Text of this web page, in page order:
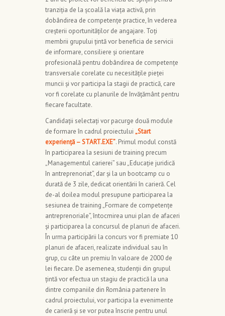
tranziţia de la şcoală la viaţa activă, prin
dobândirea de competenţe practice, în vederea
creşterii oportunităţilor de angajare. Toţi
membrii grupului ţintă vor beneficia de servicii
de informare, consiliere și orientare
profesională pentru dobândirea de competențe
transversale corelate cu necesitățile pieței
muncii şi vor participa la stagii de practică, care
vor fi corelate cu planurile de învăţământ pentru
fiecare facultate.
Candidații selectați vor pacurge două module
de formare în cadrul proiectului „Start
experienţă – START.EXE”. Primul modul constă
în participarea la sesiuni de training precum
„Managementul carierei” sau „Educație juridică
în antreprenoriat”, dar și la un bootcamp cu o
durată de 3 zile, dedicat orientării în carieră. Cel
de-al doilea modul presupune participarea la
sesiunea de training „Formare de competențe
antreprenoriale”, întocmirea unui plan de afaceri
și participarea la concursul de planuri de afaceri.
În urma participării la concurs vor fi premiate 10
planuri de afaceri, realizate individual sau în
grup, cu câte un premiu în valoare de 2000 de
lei fiecare. De asemenea, studenții din grupul
țintă vor efectua un stagiu de practică la una
dintre companiile din România partenere în
cadrul proiectului, vor participa la evenimente
de carieră și se vor putea înscrie pentru unul